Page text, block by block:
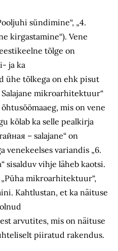
sündimine“, „4.
kirgastamine“). Vene
tõlge on
ja ka
ühe tõlkega on ehk pisut
mikroarhitektuur“
mis on vene
kõlab ka selle pealkirja
– salajane“ on
variandis „6.
sisalduv vihje läheb kaotsi.
mikroarhitektuur“,
Kahtlustan, et ka näituse
arvutites, mis on näituse
piiratud rakendus.